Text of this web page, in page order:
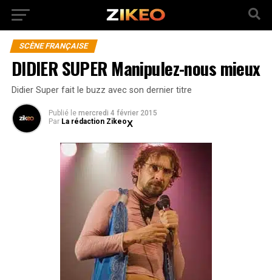
SCÈNE FRANÇAISE
DIDIER SUPER Manipulez-nous mieux
Didier Super fait le buzz avec son dernier titre
Publié le mercredi 4 février 2015
Par La rédaction Zikeo